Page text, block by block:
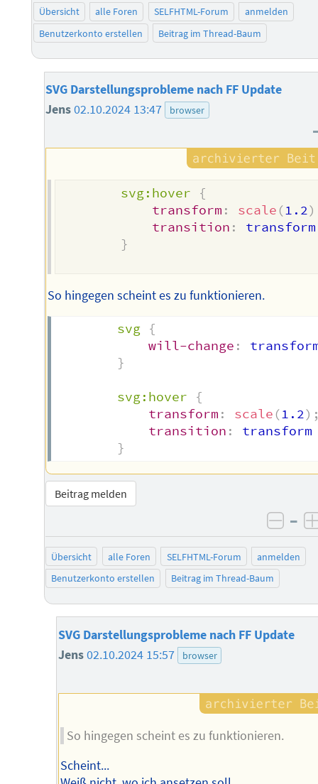
Übersicht alle Foren SELFHTML-Forum
anmelden
Benutzerkonto erstellen
Beitrag im Thread-Baum
SVG Darstellungsprobleme nach FF Update
Jens02.10.2024 13:47 browser
svg:hover
{
transform : scale (1.2)
transition :
}
So hingegen scheint es zu funktionieren.
svg
{
will-change :
}
svg:hover
{
transform : scale (1.2)
transition :
transform
}
Beitrag melden
–
Übersicht alle Foren SELFHTML-Forum
anmelden
Benutzerkonto erstellen
Beitrag im Thread-Baum
SVG Darstellungsprobleme nach FF Update
Jens02.10.2024 15:57 browser
So hingegen scheint es zu funktionieren.
Scheint...